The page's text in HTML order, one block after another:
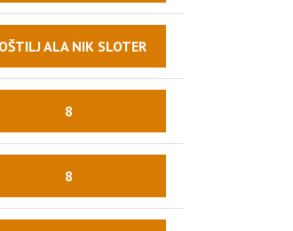
ALA NIK SLOTER
8
8